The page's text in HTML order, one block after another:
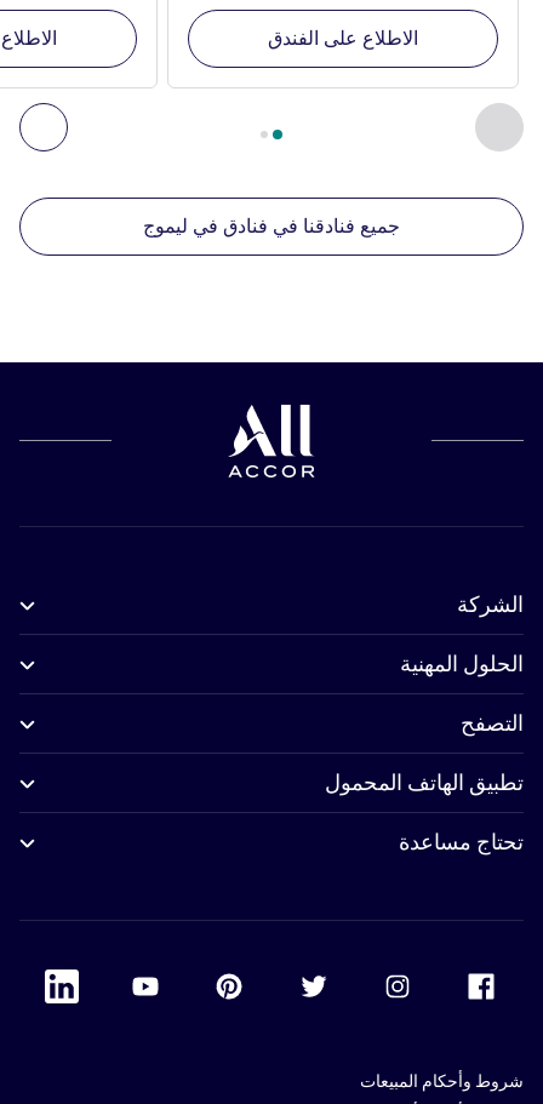
السابق - منشآتنا الأخرى القريبة
الصفحة
الاطلاع على الفندق
جميع فنادقنا في فنادق في ليموج
الشركة
الحلول المهنية
التصفح
تطبيق الهاتف المحمول
تحتاج مساعدة
Accor Facebook
Accor Twitter
Accor Pinterest
Accor Youtube
Linkedin
شروط وأحكام المبيعات